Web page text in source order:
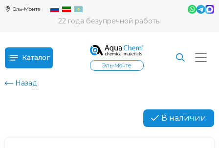
Эль-Монте
22 года безупречной работы
Каталог
Эль-Монте
Назад
В наличии